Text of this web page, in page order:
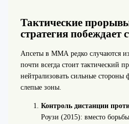
Тактические
стратегия побеждает
Апсеты в ММА редко случаются
почти всегда стоит тактический
нейтрализовать сильные стороны
слепые зоны.
Контроль дистанции
Роузи (2015): вместо